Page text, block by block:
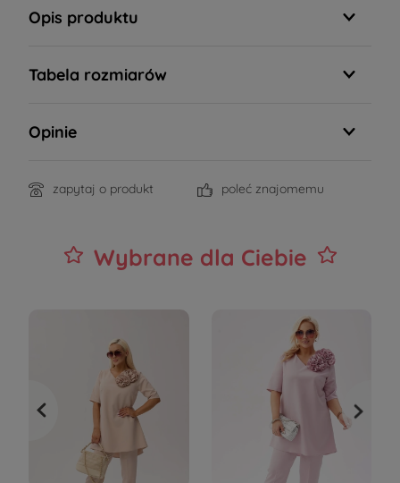
Opis produktu
Tabela rozmiarów
Opinie
zapytaj o produkt poleć znajomemu
Wybrane dla Ciebie